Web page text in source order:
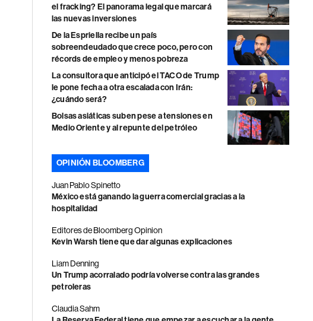
el fracking? El panorama legal que marcará
las nuevas inversiones
De la Espriella recibe un país
sobreendeudado que crece poco, pero con
récords de empleo y menos pobreza
La consultora que anticipó el TACO de Trump
le pone fecha a otra escalada con Irán:
¿cuándo será?
Bolsas asiáticas suben pese a tensiones en
Medio Oriente y al repunte del petróleo
OPINIÓN BLOOMBERG
Juan Pablo Spinetto
México está ganando la guerra comercial gracias a la
hospitalidad
Editores de Bloomberg Opinion
Kevin Warsh tiene que dar algunas explicaciones
Liam Denning
Un Trump acorralado podría volverse contra las grandes
petroleras
Claudia Sahm